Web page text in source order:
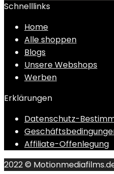
Schnelllinks
Home
Alle shoppen
Blogs
Unsere Webshops
Werben
Erklärungen
Datenschutz-
Affiliate-Offenlegung
2022 ©